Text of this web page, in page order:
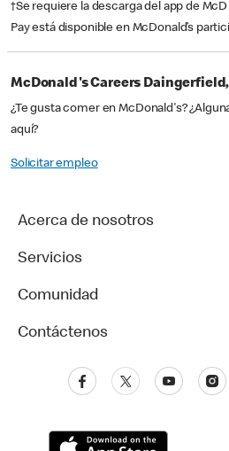
†Se requiere la descarga del app de
Pay está disponible en McDonald’s
McDonald's Careers
¿Te gusta comer en McDonald's?
aquí?
Solicitar empleo
Acerca de nosotros
Servicios
Comunidad
Contáctenos